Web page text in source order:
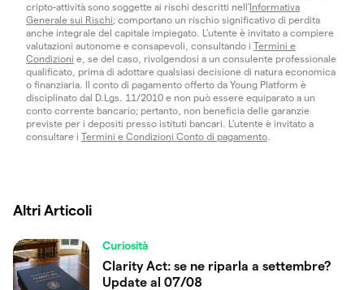
cripto-attività sono soggette ai rischi descritti nell'Informativa
Generale sui Rischi; comportano un rischio significativo di perdita
anche integrale del capitale impiegato. L’utente è invitato a compiere
valutazioni autonome e consapevoli, consultando i Termini e
Condizioni e, se del caso, rivolgendosi a un consulente professionale
qualificato, prima di adottare qualsiasi decisione di natura economica
o finanziaria. Il conto di pagamento offerto da Young Platform è
disciplinato dal D.Lgs. 11/2010 e non può essere equiparato a un
conto corrente bancario; pertanto, non beneficia delle garanzie
previste per i depositi presso istituti bancari. L’utente è invitato a
consultare i Termini e Condizioni Conto di pagamento.
Altri Articoli
Curiosità
Clarity Act: se ne riparla a settembre?
Update al 07/08